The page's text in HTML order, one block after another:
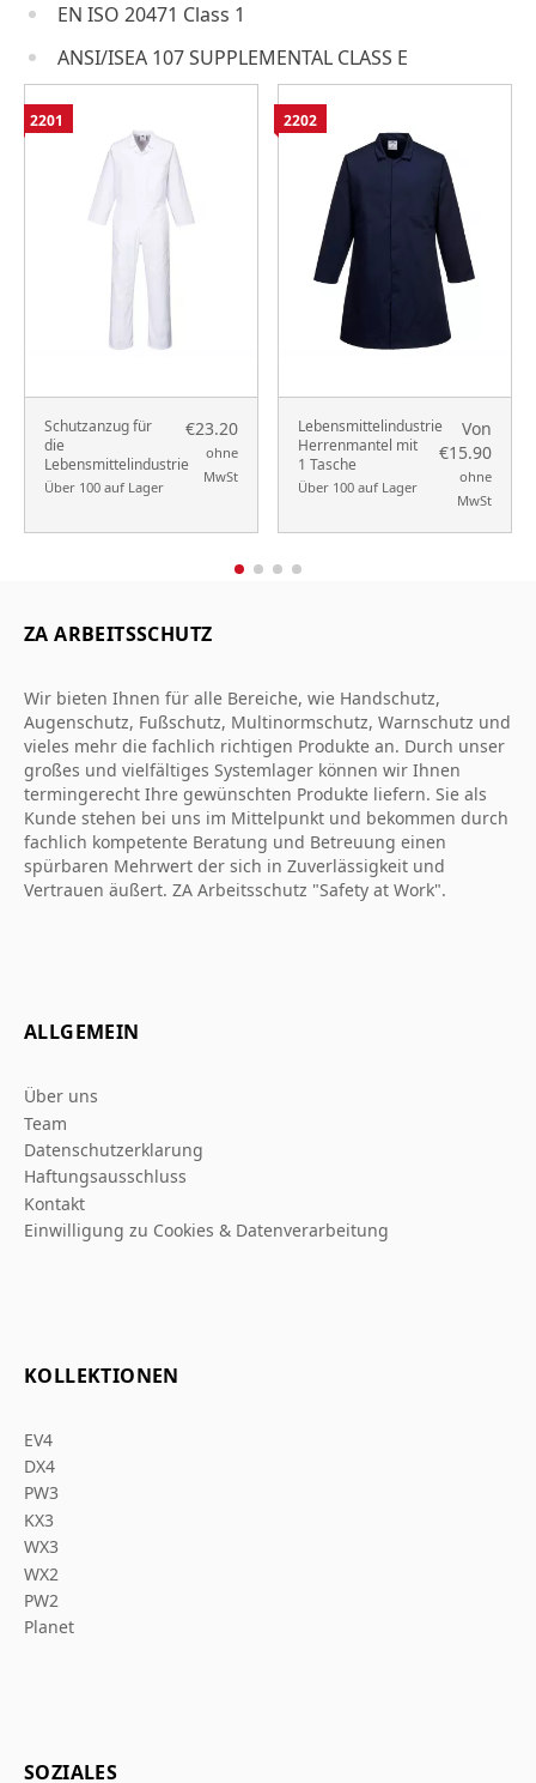
EN ISO 20471 Class 1
ANSI/ISEA 107 SUPPLEMENTAL CLASS E
Schutzanzug für
die
Lebensmittelindustrie
Über 100 auf Lager
€23.20
ohne
MwSt
2201
Lebensmittelindustrie
Herrenmantel mit
1 Tasche
Über 100 auf Lager
Von
€15.90
ohne
MwSt
2202
ZA ARBEITSSCHUTZ
Wir bieten Ihnen für alle Bereiche, wie Handschutz,
Augenschutz, Fußschutz, Multinormschutz, Warnschutz und
vieles mehr die fachlich richtigen Produkte an. Durch unser
großes und vielfältiges Systemlager können wir Ihnen
termingerecht Ihre gewünschten Produkte liefern. Sie als
Kunde stehen bei uns im Mittelpunkt und bekommen durch
fachlich kompetente Beratung und Betreuung einen
spürbaren Mehrwert der sich in Zuverlässigkeit und
Vertrauen äußert. ZA Arbeitsschutz "Safety at Work".
ALLGEMEIN
Über uns
Team
Datenschutzerklarung
Haftungsausschluss
Kontakt
Einwilligung zu Cookies & Datenverarbeitung
KOLLEKTIONEN
EV4
DX4
PW3
KX3
WX3
WX2
PW2
Planet
SOZIALES